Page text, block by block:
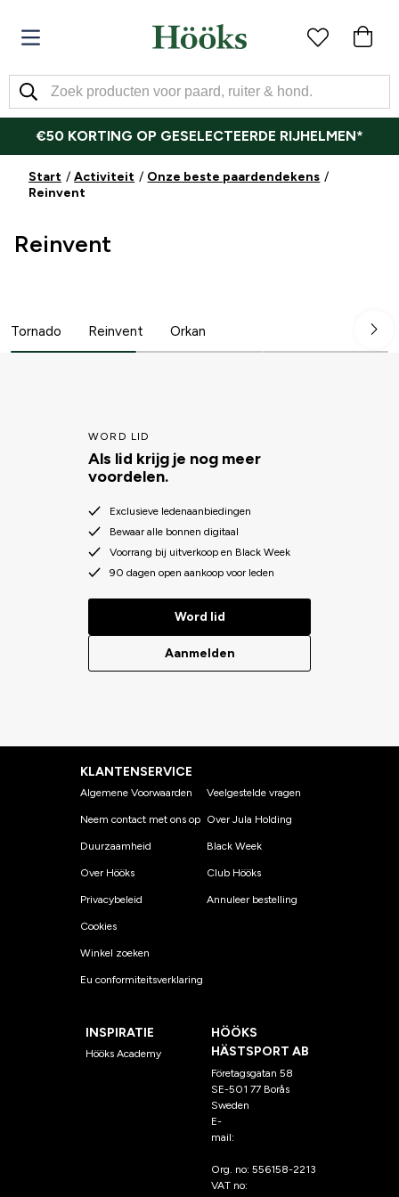
€50 KORTING OP GESELECTEERDE RIJHELMEN*
Start Activiteit
Onze beste paardendekens
Reinvent
Reinvent
Tornado Reinvent Orkan
WORD LID
Als lid krijg je nog meer
voordelen.
Exclusieve ledenaanbiedingen
Bewaar alle bonnen digitaal
Voorrang bij uitverkoop en Black Week
90 dagen open aankoop voor leden
Word lid
Aanmelden
KLANTENSERVICE
Algemene Voorwaarden
Neem contact met ons op
Duurzaamheid
Over Hööks
Privacybeleid
Cookies
Winkel zoeken
Eu conformiteitsverklaring
Veelgestelde vragen
Over Jula Holding
Black Week
Club Hööks
Annuleer bestelling
INSPIRATIE
Hööks Academy
HÖÖKS
HÄSTSPORT AB
Företagsgatan 58
SE-501 77 Borås
Sweden
E-
mail:
Org. no: 556158-2213
VAT no: